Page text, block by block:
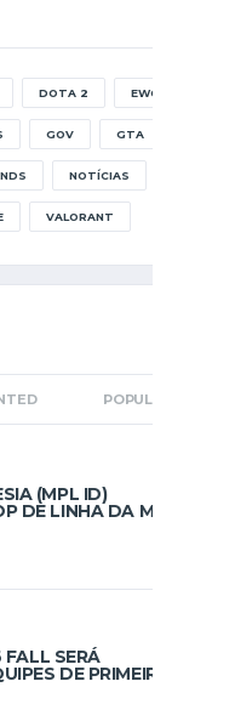
DOTA 2 EWC
GOV GTA
NOTÍCIAS
VALORANT
POPULAR
(MPL ID)
DE LINHA DA MLBB
FALL SERÁ
DE PRIMEIRA